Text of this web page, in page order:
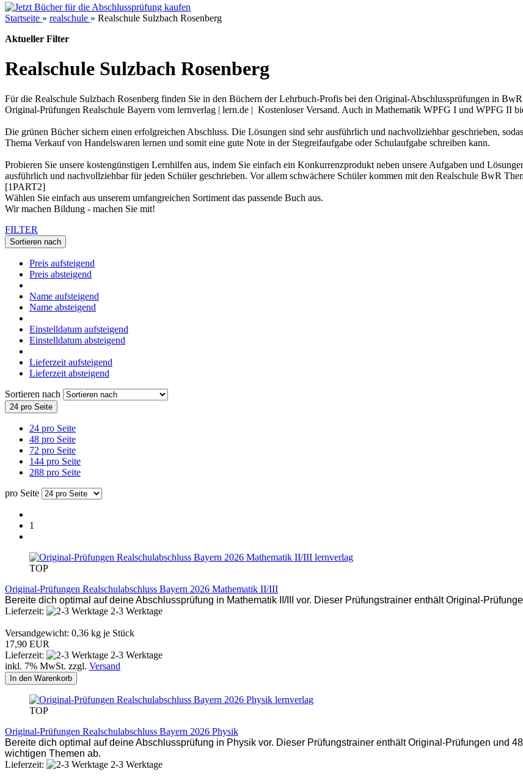
Startseite » realschule » Realschule Sulzbach Rosenberg
Aktueller Filter
Realschule Sulzbach Rosenberg
Für die Realschule Sulzbach Rosenberg finden Sie in den Büchern der Lehrbuch-Profis bei den Original-Abschlussprüfungen in
Original-Prüfungen Realschule Bayern vom lernverlag | lern.de | Kostenloser Versand. Auch in Mathematik WPFG I und WPFG II
Die grünen Bücher sichern einen erfolgreichen Abschluss. Die Lösungen sind sehr ausführlich und nachvollziehbar geschrieben,
Thema Verkauf von Handelswaren lernen und somit eine gute Note in der Stegreifaufgabe oder Schulaufgabe schreiben kann.
Probieren Sie unsere kostengünstigen Lernhilfen aus, indem Sie einfach ein Konkurrenzprodukt neben unsere Aufgaben und
ausführlich und nachvollziehbar für jeden Schüler geschrieben. Vor allem schwächere Schüler kommen mit den Realschule BwR
[1PART2]
Wählen Sie einfach aus unserem umfangreichen Sortiment das passende Buch aus.
Wir machen Bildung - machen Sie mit!
FILTER
Sortieren nach
Preis aufsteigend
Preis absteigend
Name aufsteigend
Name absteigend
Einstelldatum aufsteigend
Einstelldatum absteigend
Lieferzeit aufsteigend
Lieferzeit absteigend
Sortieren nach
24 pro Seite
24 pro Seite
48 pro Seite
72 pro Seite
144 pro Seite
288 pro Seite
pro Seite
1
lernverlag
TOP
Original-Prüfungen Realschulabschluss Bayern 2026 Mathematik II/III
Bereite dich optimal auf deine Abschlussprüfung in Mathematik II/III vor. Dieser Prüfungstrainer enthält Original-
Lieferzeit:
2-3 Werktage
Versandgewicht: 0,36 kg je Stück
17,90 EUR
Lieferzeit:
2-3 Werktage
inkl. 7% MwSt. zzgl. Versand
In den Warenkorb
lernverlag
TOP
Original-Prüfungen Realschulabschluss Bayern 2026 Physik
Bereite dich optimal auf deine Abschlussprüfung in Physik vor. Dieser Prüfungstrainer enthält Original-Prüfungen und
wichtigen Themen ab.
Lieferzeit:
2-3 Werktage